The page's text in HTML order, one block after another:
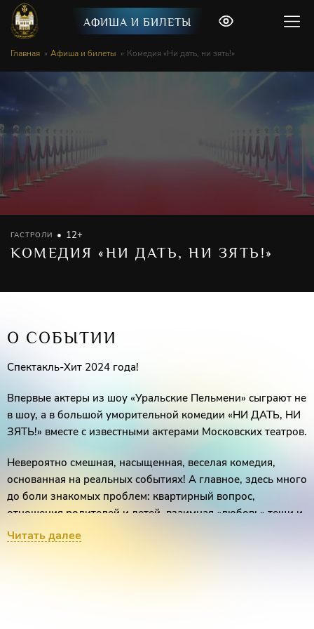
АФИША И БИЛЕТЫ
Главная Афиша и билеты Комедия «Ни дать, ни зять!»
ГАСТРОЛИ 12+
КОМЕДИЯ «НИ ДАТЬ, НИ ЗЯТЬ!»
О СОБЫТИИ
Спектакль-Хит 2024 года!
Впервые актеры из шоу «Уральские Пельмени» сыграют не
в шоу, а в большой уморительной комедии «НИ ДАТЬ, НИ
ЗЯТЬ!» вместе с известными актерами Московских театров.
Невероятно смешная, насыщенная, веселая комедия,
основанная на реальных событиях! А главное, здесь много
до боли знакомых проблем: квартирный вопрос,
отношения родителей и детей, взаимная «любовь» тещи и
зятя. Сюжет полон событий, ярких эмоций и
Читать далее